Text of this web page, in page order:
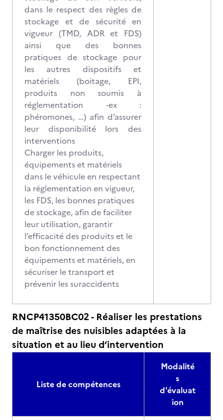
dans le respect des règles de
stockage et de sécurité en
vigueur (TMD, ADR et FDS)
ainsi que des bonnes
pratiques de stockage pour
les autres dispositifs et
matériels (boitage, EPI,
produits non soumis à
réglementation -ex :
phéromones, …) afin d’assurer
leur disponibilité lors des
interventions
Charger les produits,
équipements et matériels
dans le véhicule en respectant
la réglementation en vigueur,
les FDS, les bonnes pratiques
de stockage, afin de faciliter
leur utilisation, garantir
l’efficacité des produits et le
bon fonctionnement des
équipements et matériels, en
sécuriser le transport et
prévenir les suraccidents
RNCP41350BC02 - Réaliser les prestations
de maîtrise des nuisibles adaptées à la
situation et au lieu d’intervention
Liste de compétences
Modalité
s
d'évaluat
ion